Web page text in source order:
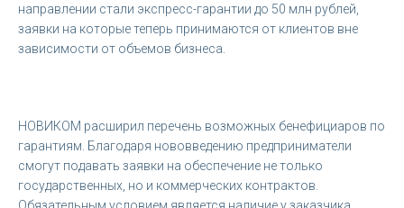
направлении стали экспресс-гарантии до 50 млн рублей,
заявки на которые теперь принимаются от клиентов вне
зависимости от объемов бизнеса.
НОВИКОМ расширил перечень возможных бенефициаров по
гарантиям. Благодаря нововведению предприниматели
смогут подавать заявки на обеспечение не только
государственных, но и коммерческих контрактов.
Обязательным условием является наличие у заказчика